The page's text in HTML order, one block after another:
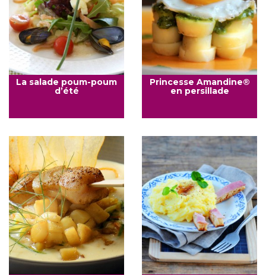
La salade poum-poum
d’été
Princesse Amandine®
en persillade